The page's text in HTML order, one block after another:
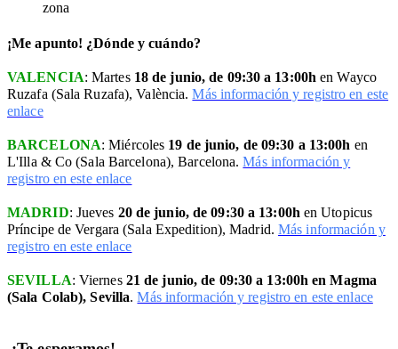
zona
¡Me apunto! ¿Dónde y cuándo?
VALENCIA: Martes 18 de junio,de 09:30 a 13:00h en Wayco
Ruzafa (Sala Ruzafa), València.Más información y registro en este
enlace
BARCELONA:Miércoles 19 de junio, de 09:30 a 13:00h en
L'Illa & Co (Sala Barcelona), Barcelona.Más información y
registro en este enlace
MADRID: Jueves 20 de junio, de09:30 a 13:00h en Utopicus
Príncipe de Vergara (Sala Expedition), Madrid.Más información y
registro en este enlace
SEVILLA: Viernes 21 de junio, de 09:30 a 13:00h en Magma
(Sala Colab), Sevilla.Más información y registro en este enlace